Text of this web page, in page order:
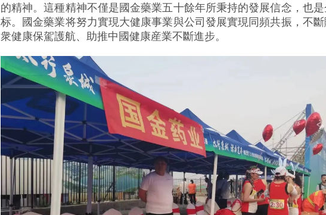
的精神。這種精神不僅是國金藥業五十餘年所秉持的發展信念，也
标。國金藥業将努力實現大健康事業與公司發展實現同頻共振，不
衆健康保駕護航、助推中國健康産業不斷進步。